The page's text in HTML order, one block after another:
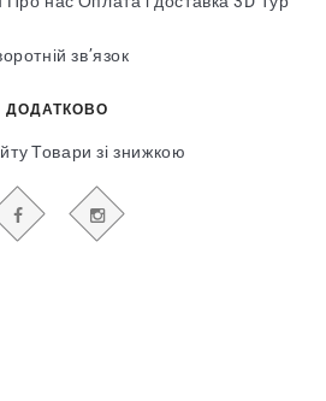
зв’язок
ДОДАТКОВО
Товари зі знижкою